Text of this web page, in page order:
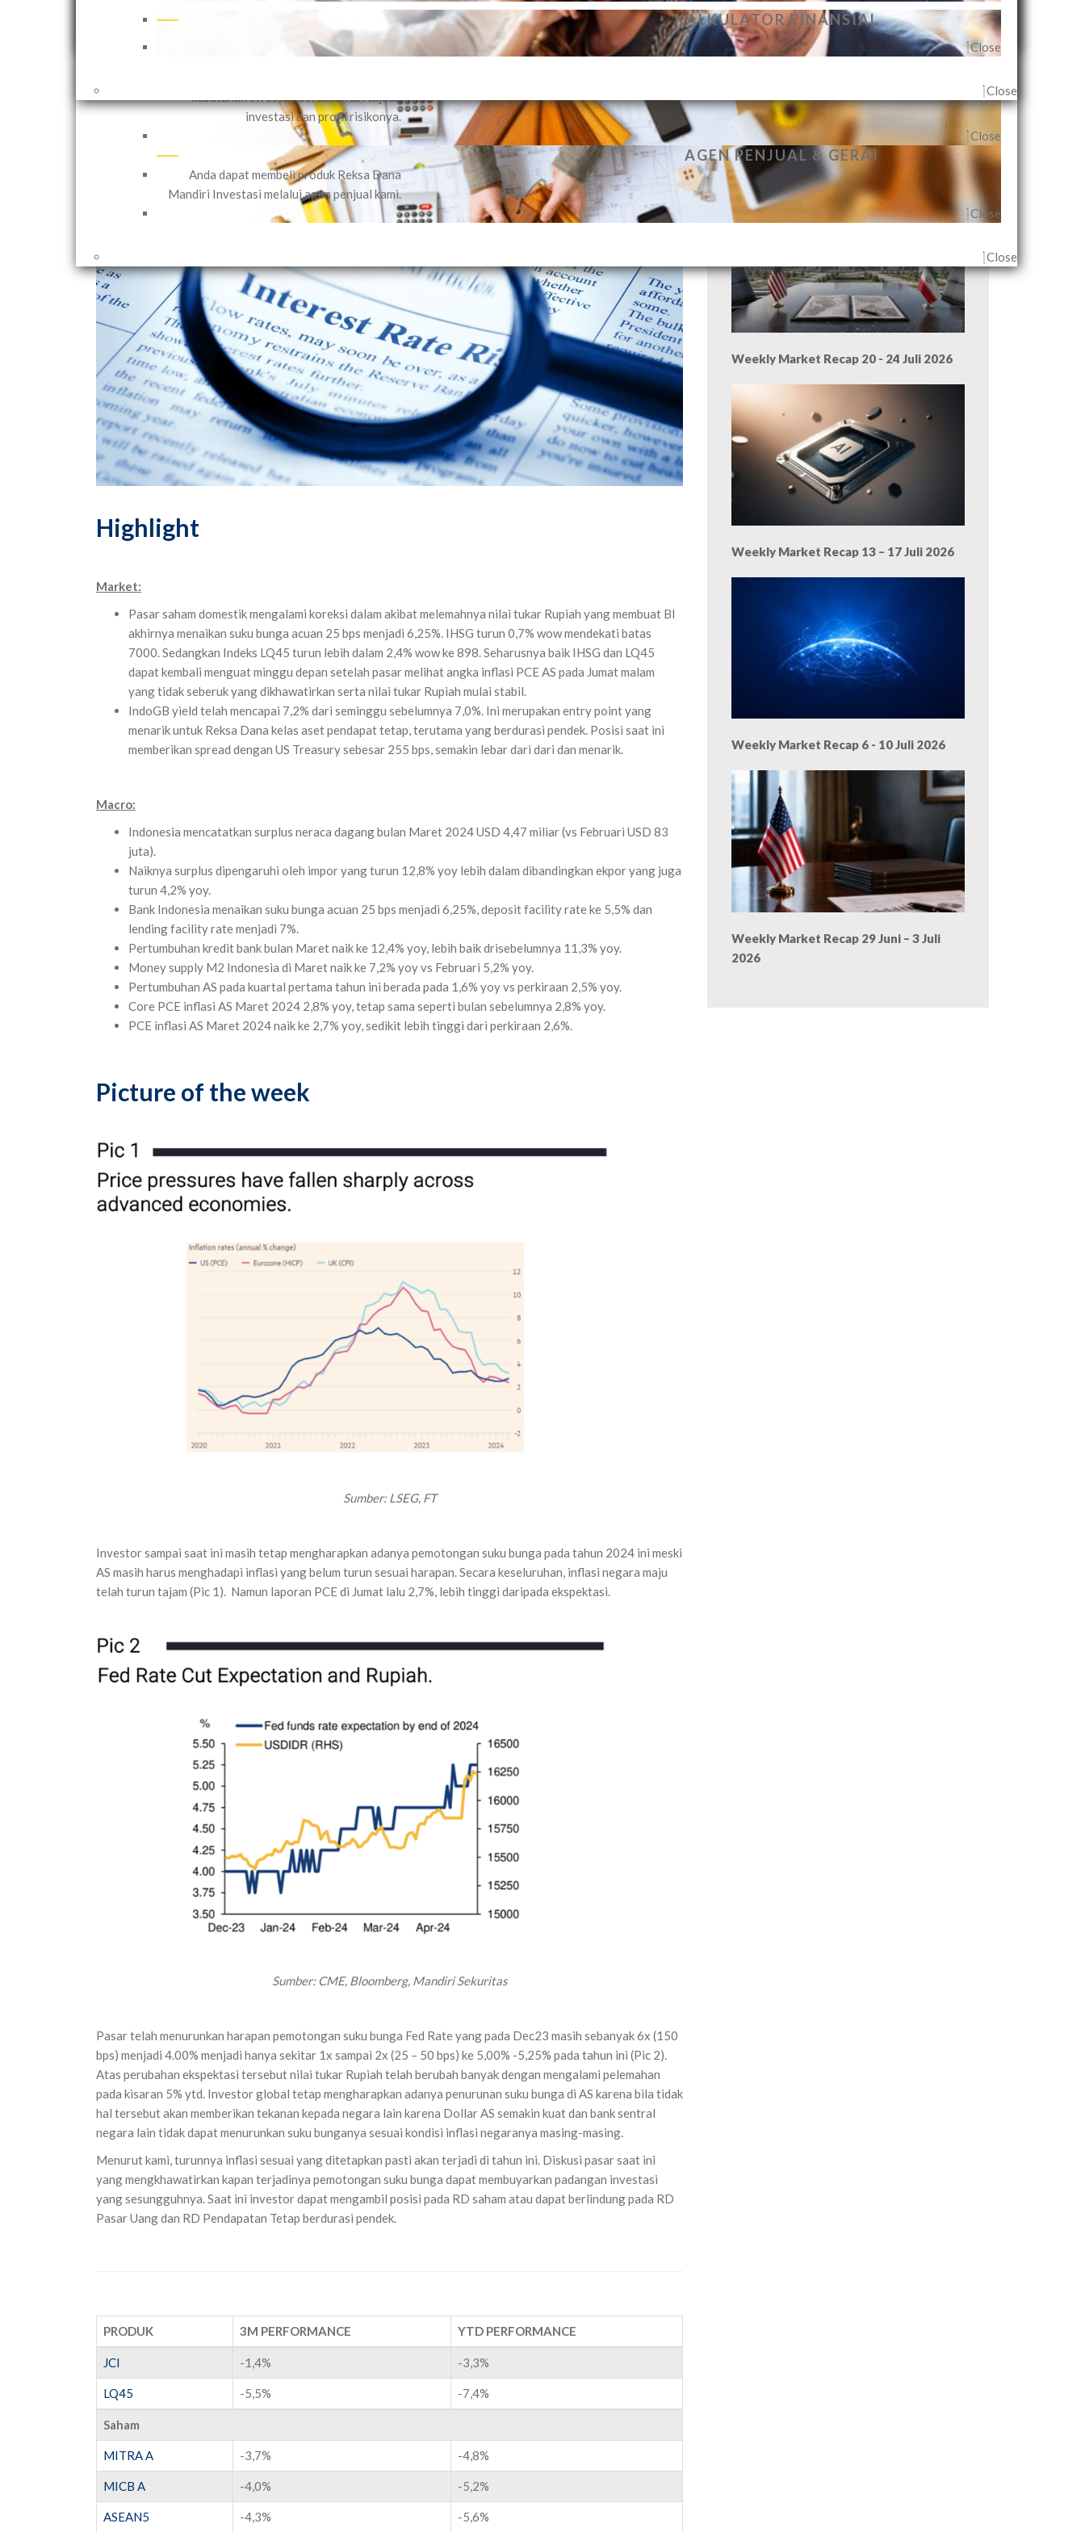
Close
PENGELOLAAN DANA NASABAH SECARA INDIVIDUAL
Mandiri Investasi menawarkan jasa
Pengelolaan Dana Nasabah Secara Individual
kebutuhan investor, berdasarkan tujuan
investasi dan profil risikonya.
Close
AGEN PENJUAL & GERAI
Anda dapat membeli produk Reksa Dana
Mandiri Investasi melalui agen penjual kami.
Close
Close
KALKULATOR FINANSIAL
Close
Close
Highlight ‌
Market:
Pasar saham domestik mengalami koreksi dalam akibat melemahnya nilai tukar Rupiah yang membuat BI
akhirnya menaikan suku bunga acuan 25 bps menjadi 6,25%. IHSG turun 0,7% wow mendekati batas
7000. Sedangkan Indeks LQ45 turun lebih dalam 2,4% wow ke 898. Seharusnya baik IHSG dan LQ45
dapat kembali menguat minggu depan setelah pasar melihat angka inflasi PCE AS pada Jumat malam
yang tidak seberuk yang dikhawatirkan serta nilai tukar Rupiah mulai stabil.
IndoGB yield telah mencapai 7,2% dari seminggu sebelumnya 7,0%. Ini merupakan entry point yang
menarik untuk Reksa Dana kelas aset pendapat tetap, terutama yang berdurasi pendek. Posisi saat ini
memberikan spread dengan US Treasury sebesar 255 bps, semakin lebar dari dari dan menarik.
Macro:
Indonesia mencatatkan surplus neraca dagang bulan Maret 2024 USD 4,47 miliar (vs Februari USD 83
juta).
Naiknya surplus dipengaruhi oleh impor yang turun 12,8% yoy lebih dalam dibandingkan ekpor yang juga
turun 4,2% yoy.
Bank Indonesia menaikan suku bunga acuan 25 bps menjadi 6,25%, deposit facility rate ke 5,5% dan
lending facility rate menjadi 7%.
Pertumbuhan kredit bank bulan Maret naik ke 12,4% yoy, lebih baik drisebelumnya 11,3% yoy.
Money supply M2 Indonesia di Maret naik ke 7,2% yoy vs Februari 5,2% yoy.
Pertumbuhan AS pada kuartal pertama tahun ini berada pada 1,6% yoy vs perkiraan 2,5% yoy.
Core PCE inflasi AS Maret 2024 2,8% yoy, tetap sama seperti bulan sebelumnya 2,8% yoy.
PCE inflasi AS Maret 2024 naik ke 2,7% yoy, sedikit lebih tinggi dari perkiraan 2,6%.
Picture of the week
Sumber:LSEG, FT
Investor sampai saat ini masih tetap mengharapkan adanya pemotongan suku bunga pada tahun 2024 ini meski
AS masih harus menghadapi inflasi yang belum turun sesuai harapan. Secara keseluruhan, inflasi negara maju
telah turun tajam (Pic 1). Namun laporan PCE di Jumat lalu 2,7%, lebih tinggi daripada ekspektasi.
Sumber:CME, Bloomberg, MandiriSekuritas
Pasar telah menurunkan harapan pemotongan suku bunga Fed Rate yang pada Dec23 masih sebanyak 6x (150
bps) menjadi 4.00% menjadi hanya sekitar 1x sampai 2x (25 – 50 bps) ke 5,00% -5,25% pada tahun ini (Pic 2).
Atas perubahan ekspektasi tersebut nilai tukar Rupiah telah berubah banyak dengan mengalami pelemahan
pada kisaran 5% ytd. Investor global tetap mengharapkan adanya penurunan suku bunga di AS karena bila tidak
hal tersebut akan memberikan tekanan kepada negara lain karena Dollar AS semakin kuat dan bank sentral
negara lain tidak dapat menurunkan suku bunganya sesuai kondisi inflasi negaranya masing-masing.
Menurut kami, turunnya inflasi sesuai yang ditetapkan pasti akan terjadi di tahun ini. Diskusi pasar saat ini
yang mengkhawatirkan kapan terjadinya pemotongan suku bunga dapat membuyarkan padangan investasi
yang sesungguhnya. Saat ini investor dapat mengambil posisi pada RD saham atau dapat berlindung pada RD
Pasar Uang dan RD Pendapatan Tetap berdurasi pendek.
PRODUK 3M PERFORMANCE YTD PERFORMANCE
JCI -1,4% -3,3%
LQ45 -5,5% -7,4%
Saham
MITRA A -3,7% -4,8%
MICB A -4,0% -5,2%
ASEAN5 -4,3% -5,6%
Weekly Market Recap 27 - 31 Juli 2026
Weekly Market Recap 20 - 24 Juli 2026
Weekly Market Recap 13 – 17 Juli 2026
Weekly Market Recap 6 - 10 Juli 2026
Weekly Market Recap 29 Juni – 3 Juli
2026